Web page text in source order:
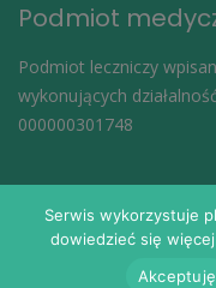
Podmiot
Podmiot leczniczy
wykonujących
000000301748
Serwis wykorzystuje
dowiedzieć się
Akceptuję